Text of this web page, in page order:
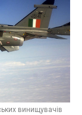
винищувачів